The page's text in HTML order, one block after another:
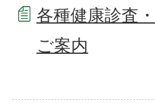
各種健康診査
ご案内